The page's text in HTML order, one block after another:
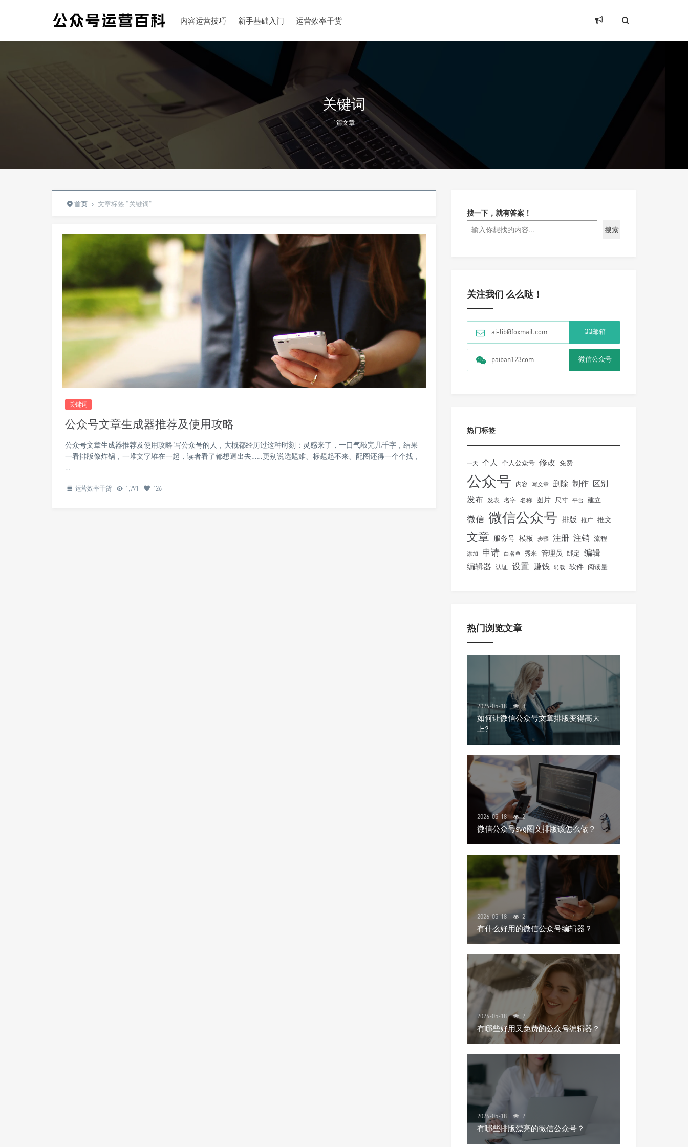
内容运营技巧 新手基础入门 运营效率干货
关键词
1篇文章
首页 › 文章标签 "关键词"
关键词
公众号文章生成器推荐及使用攻略
公众号文章生成器推荐及使用攻略 写公众号的人，大概都经历过这种时刻：灵感来了，一口气敲完几千字，结果
一看排版像炸锅，一堆文字堆在一起，读者看了都想退出去……更别说选题难、标题起不来、配图还得一个个找，
…
运营效率干货 1,791 126
搜一下，就有答案！
搜索
关注我们 么么哒！
ai-lib@foxmail.com QQ邮箱
paiban123com 微信公众号
热门标签
一天 个人 个人公众号 修改 免费
公众号 内容 写文章 删除 制作 区别
发布 发表 名字 名称 图片 尺寸 平台 建立
微信 微信公众号 排版 推广 推文
文章 服务号 模板 步骤 注册 注销 流程
添加 申请 白名单 秀米 管理员 绑定 编辑
编辑器
认证 设置 赚钱 转载 软件 阅读量
热门浏览文章
2026-05-18 8
如何让微信公众号文章排版变得高大
上?
2026-05-18 2
微信公众号svg图文排版该怎么做？
2026-05-18 2
有什么好用的微信公众号编辑器？
2026-05-18 2
有哪些好用又免费的公众号编辑器？
2026-05-18 2
有哪些排版漂亮的微信公众号？